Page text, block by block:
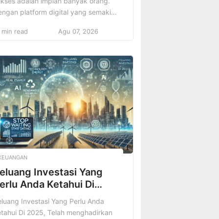
platform digital yang semakin
untuk berbagi
audiens yang lebih luas.
untuk benar-benar jadi travel
terkenal dan sukses, Anda
lebih dari sekadar hasrat
bepergian. Anda membutuhkan
yang jelas, konsistensi, dan
[…]
min read Agu 07, 2026
Investasi Yang
Anda Ketahui Di
Investasi Yang Perlu Anda
Di 2025, Telah menghadirkan